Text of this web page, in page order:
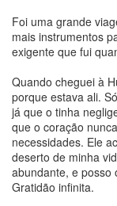
Foi uma grande
mais instrumentos
exigente que fui
Quando cheguei à
porque estava ali.
já que o tinha
que o coração
necessidades. Ele
deserto de minha
abundante, e posso
Gratidão infinita.